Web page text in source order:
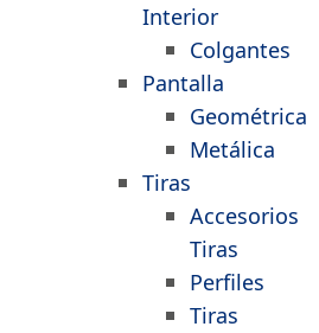
Interior
Colgantes
Pantalla
Geométrica
Metálica
Tiras
Accesorios
Tiras
Perfiles
Tiras